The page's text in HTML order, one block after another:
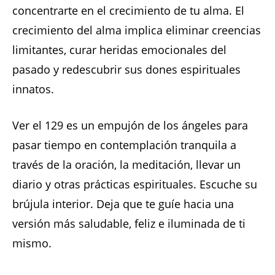
concentrarte en el crecimiento de tu alma. El
crecimiento del alma implica eliminar creencias
limitantes, curar heridas emocionales del
pasado y redescubrir sus dones espirituales
innatos.
Ver el 129 es un empujón de los ángeles para
pasar tiempo en contemplación tranquila a
través de la oración, la meditación, llevar un
diario y otras prácticas espirituales. Escuche su
brújula interior. Deja que te guíe hacia una
versión más saludable, feliz e iluminada de ti
mismo.